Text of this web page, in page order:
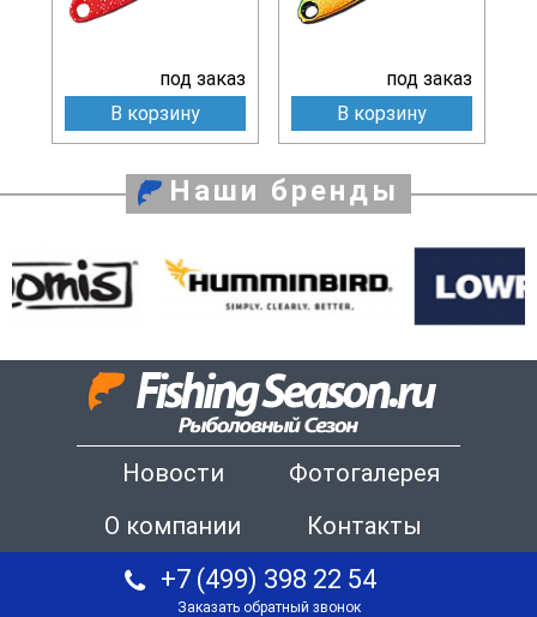
под заказ
В корзину
под заказ
В корзину
Наши бренды
Новости
Фотогалерея
О компании
Контакты
+7 (499) 398 22 54
Заказать обратный звонок